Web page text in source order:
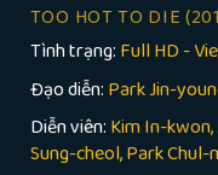
TOO HOT TO DIE
Tình trạng: Full HD -
Đạo diễn: Park Jin-
Diễn viên: Kim In-kwon,
Sung-cheol, Park Chul-